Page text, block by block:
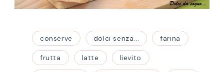
conserve dolci senza... farina
frutta latte lievito